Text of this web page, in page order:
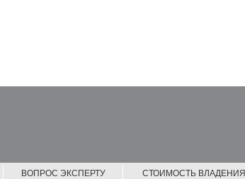
ВОПРОС ЭКСПЕРТУ СТОИМОСТЬ ВЛАДЕНИЯ